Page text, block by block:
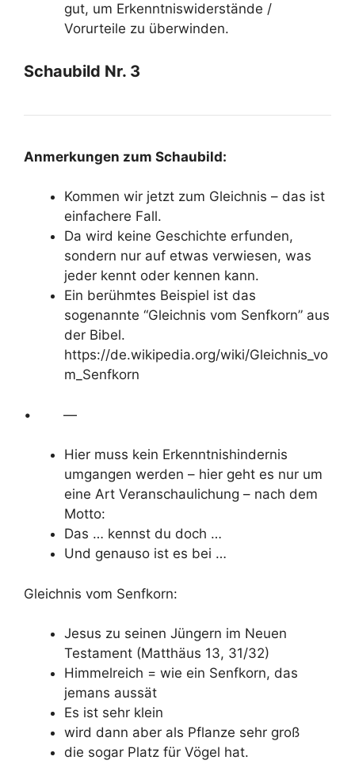
gut, um Erkenntniswiderstände /
Vorurteile zu überwinden.
Schaubild Nr. 3
Anmerkungen zum Schaubild:
Kommen wir jetzt zum Gleichnis – das ist
einfachere Fall.
Da wird keine Geschichte erfunden,
sondern nur auf etwas verwiesen, was
jeder kennt oder kennen kann.
Ein berühmtes Beispiel ist das
sogenannte “Gleichnis vom Senfkorn” aus
der Bibel.
https://de.wikipedia.org/wiki/Gleichnis_vo
m_Senfkorn
• —
Hier muss kein Erkenntnishindernis
umgangen werden – hier geht es nur um
eine Art Veranschaulichung – nach dem
Motto:
Das … kennst du doch …
Und genauso ist es bei …
Gleichnis vom Senfkorn:
Jesus zu seinen Jüngern im Neuen
Testament (Matthäus 13, 31/32)
Himmelreich = wie ein Senfkorn, das
jemans aussät
Es ist sehr klein
wird dann aber als Pflanze sehr groß
die sogar Platz für Vögel hat.